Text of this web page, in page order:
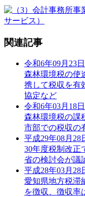
関連記事
令和6年09月23日
森林環境税の使
携して税収を有
協定など
令和6年03月18日
森林環境税の課
市部での税収の
平成29年08月28
30年度税制改正
省の検討会が議
平成28年03月28
愛知県地方税滞
を徴収、徴収率